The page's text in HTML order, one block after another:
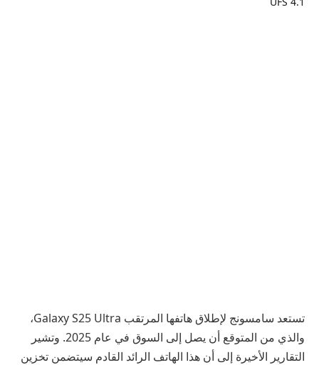
تستعد سامسونج لإطلاق هاتفها المرتقب Galaxy S25 Ultra،
والذي من المتوقع أن يصل إلى السوق في عام 2025. وتشير
التقارير الأخيرة إلى أن هذا الهاتف الرائد القادم سيتضمن تخزين